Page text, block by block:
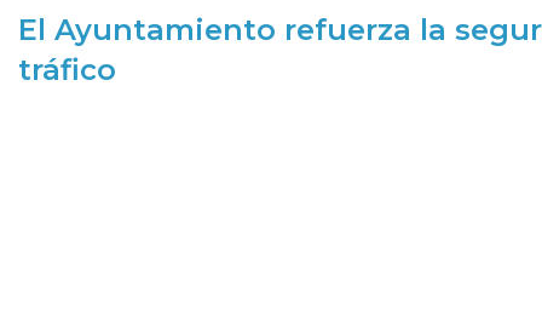
El Ayuntamiento refuerza la
tráfico